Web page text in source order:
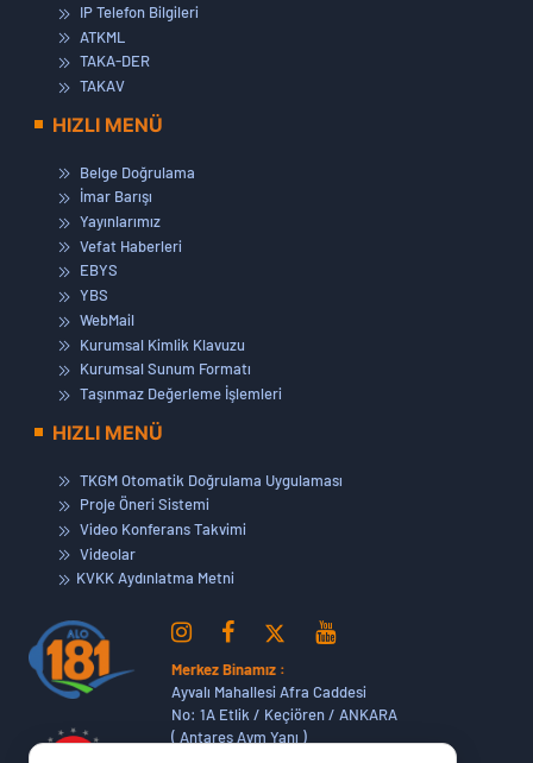
IP Telefon Bilgileri
ATKML
TAKA-DER
TAKAV
HIZLI MENÜ
Belge Doğrulama
İmar Barışı
Yayınlarımız
Vefat Haberleri
EBYS
YBS
WebMail
Kurumsal Kimlik Klavuzu
Kurumsal Sunum Formatı
Taşınmaz Değerleme İşlemleri
HIZLI MENÜ
TKGM Otomatik Doğrulama Uygulaması
Proje Öneri Sistemi
Video Konferans Takvimi
Videolar
KVKK Aydınlatma Metni
Merkez Binamız :
Ayvalı Mahallesi Afra Caddesi
No: 1A Etlik / Keçiören / ANKARA
( Antares Avm Yanı )